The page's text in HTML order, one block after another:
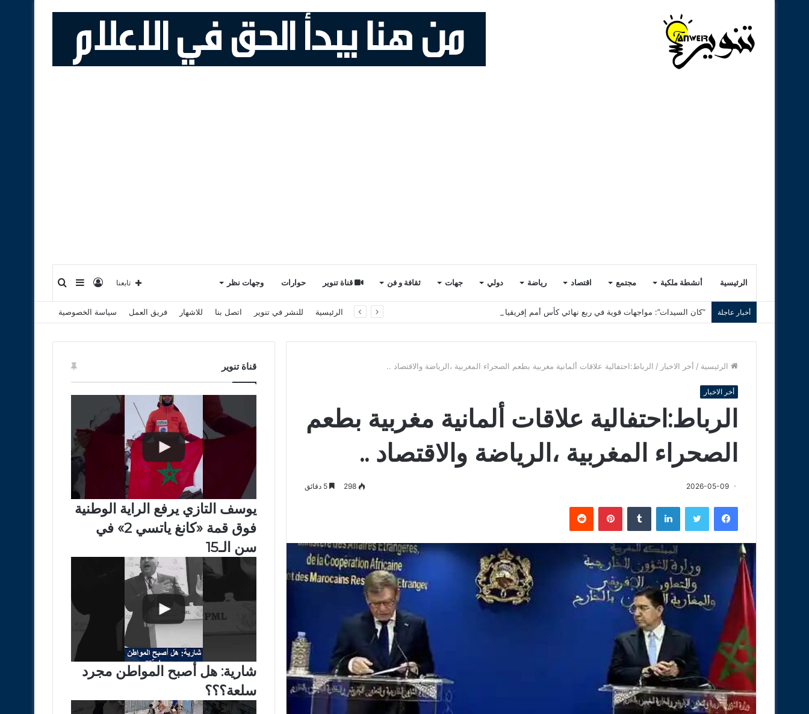
الرئيسية أنشطة ملكية مجتمع اقتصاد رياضة دولي جهات ثقافة و فن قناة تنوير حوارات وجهات نظر إضافة
عمود
تسجيل
الدخول
تابعنا
أخبار عاجلة “كان السيدات”: مواجهات قوية في ربع نهائي كأس أمم إفريقيا بالمغرب الرئيسية للنشر في تنوير اتصل بنا للاشهار فريق العمل سياسة الخصوصية
الرئيسية / أخر الاخبار / الرباط:احتفالية علاقات ألمانية مغربية بطعم الصحراء المغربية ،الرياضة والاقتصاد ..
أخر الاخبار
الرباط:احتفالية علاقات ألمانية مغربية بطعم
الصحراء المغربية ،الرياضة والاقتصاد ..
2026-05-09
298
فيسبوك لينكدإن بينتيريست
قناة تنوير
يوسف التازي يرفع الراية الوطنية
فوق قمة «كانغ ياتسي 2» في
سن الـ15
شارية: هل أصبح المواطن مجرد
سلعة؟؟؟